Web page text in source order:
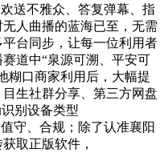
送不雅众、答复弹幕、指
人曲播的蓝海已至，无需
台同步，让每一位利用者
道中“泉源可溯、平安可
糊口商家利用后，大幅提
生社群分享、第三方网盘
别设备类型
值守、合规；除了认准襄阳
取正版软件，